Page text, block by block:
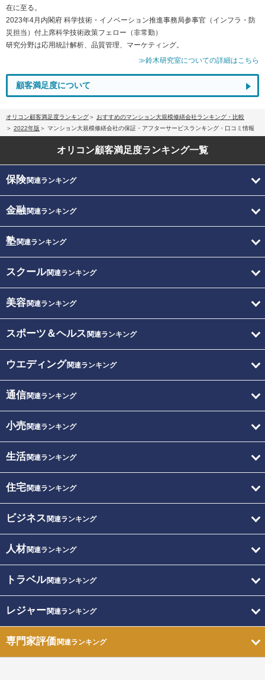
在に至る。
2023年4月内閣府 科学技術・イノベーション推進事務局参事官（インフラ・防
災担当）付上席科学技術政策フェロー（非常勤）
研究分野は応用統計解析、品質管理、マーケティング。
≫鈴木研究室についての詳細はこちら
顧客満足度について
オリコン顧客満足度ランキング
おすすめのマンション大規模修繕会社ランキング・比較
2022年版
マンション大規模修繕会社の保証・アフターサービスランキング・口コミ情報
オリコン顧客満足度ランキング一覧
保険関連ランキング
金融関連ランキング
塾関連ランキング
スクール関連ランキング
美容関連ランキング
スポーツ＆ヘルス 関連ランキング
ウエディング関連ランキング
通信関連ランキング
小売関連ランキング
生活関連ランキング
住宅関連ランキング
ビジネス 関連ランキング
人材関連ランキング
トラベル関連ランキング
レジャー関連ランキング
専門家評価関連ランキング